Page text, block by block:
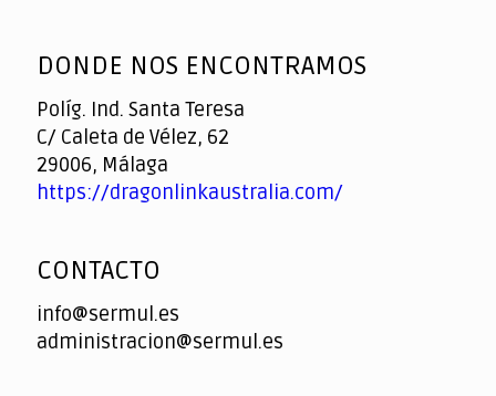
of
DONDE NOS ENCONTRAMOS
Políg. Ind. Santa Teresa
C/ Caleta de Vélez, 62
29006, Málaga
https://dragonlinkaustralia.com/
CONTACTO
info@sermul.es
administracion@sermul.es